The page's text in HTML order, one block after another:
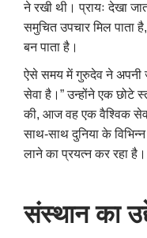
ने रखी थी। प्रायः देखा
समुचित उपचार मिल पाता है
बन पाता है।
ऐसे समय में गुरुदेव ने अपनी
सेवा है।” उन्होंने एक छोटे
की, आज वह एक वैश्विक
साथ-साथ दुनिया के
लाने का प्रयत्न कर रहा है।
संस्थान का